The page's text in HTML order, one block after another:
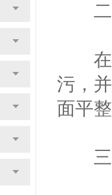
二
在安
污，
面平
三